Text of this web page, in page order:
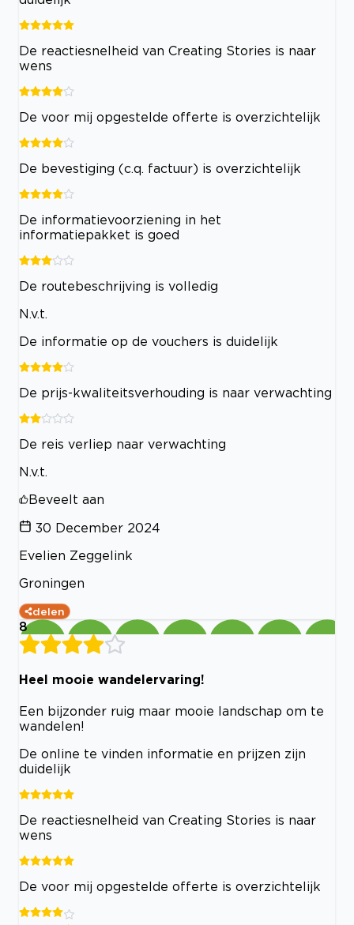
De reactiesnelheid van Creating Stories is naar
wens
De voor mij opgestelde offerte is overzichtelijk
De bevestiging (c.q. factuur) is overzichtelijk
De informatievoorziening in het
informatiepakket is goed
De routebeschrijving is volledig
N.v.t.
De informatie op de vouchers is duidelijk
De prijs-kwaliteitsverhouding is naar verwachting
De reis verliep naar verwachting
N.v.t.
Beveelt aan
30 December 2024
Evelien Zeggelink
Groningen
delen
8
Heel mooie wandelervaring!
Een bijzonder ruig maar mooie landschap om te
wandelen!
De online te vinden informatie en prijzen zijn
duidelijk
De reactiesnelheid van Creating Stories is naar
wens
De voor mij opgestelde offerte is overzichtelijk